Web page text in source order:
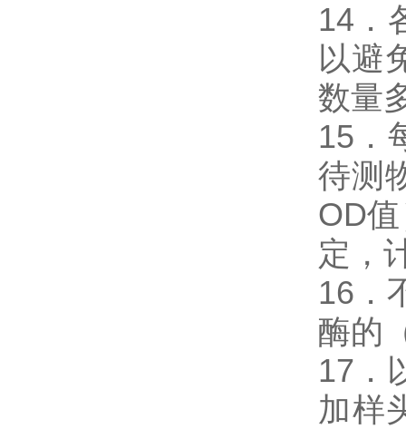
14．
以避
数量
15．
待测
OD
定，
16．
酶的
17．
加样